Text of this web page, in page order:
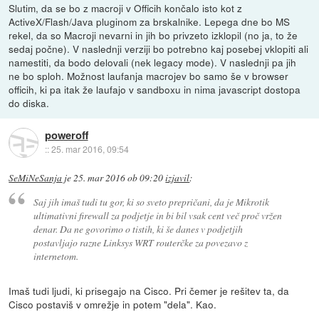
Slutim, da se bo z macroji v Officih končalo isto kot z
ActiveX/Flash/Java pluginom za brskalnike. Lepega dne bo MS
rekel, da so Macroji nevarni in jih bo privzeto izklopil (no ja, to že
sedaj počne). V naslednji verziji bo potrebno kaj posebej vklopiti ali
namestiti, da bodo delovali (nek legacy mode). V naslednji pa jih
ne bo sploh. Možnost laufanja macrojev bo samo še v browser
officih, ki pa itak že laufajo v sandboxu in nima javascript dostopa
do diska.
poweroff
::25. mar 2016, 09:54
SeMiNeSanja je25. mar 2016 ob 09:20izjavil:
Saj jih imaš tudi tu gor, ki so sveto prepričani, da je Mikrotik
ultimativni firewall za podjetje in bi bil vsak cent več proč vržen
denar. Da ne govorimo o tistih, ki še danes v podjetjih
postavljajo razne Linksys WRT routerčke za povezavo z
internetom.
Imaš tudi ljudi, ki prisegajo na Cisco. Pri čemer je rešitev ta, da
Cisco postaviš v omrežje in potem "dela". Kao.